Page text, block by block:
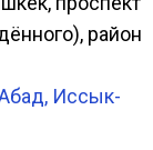
район
Иссык-